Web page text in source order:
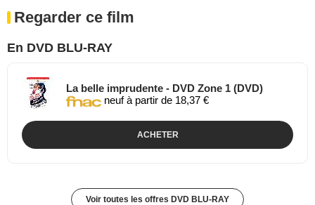
Regarder ce film
En DVD BLU-RAY
La belle imprudente - DVD Zone 1 (DVD)
neuf à partir de 18,37 €
ACHETER
Voir toutes les offres DVD BLU-RAY